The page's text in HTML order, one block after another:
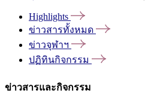
Highlights
ข่าวสารทั้งหมด
ข่าวจุฬาฯ
ปฏิทินกิจกรรม
ข่าวสารและกิจกรรม